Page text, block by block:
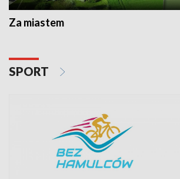
Za miastem
SPORT